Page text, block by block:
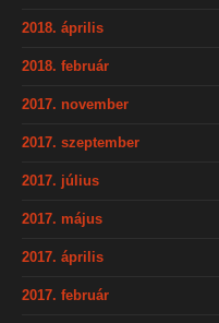
2018. április
2018. február
2017. november
2017. szeptember
2017. július
2017. május
2017. április
2017. február